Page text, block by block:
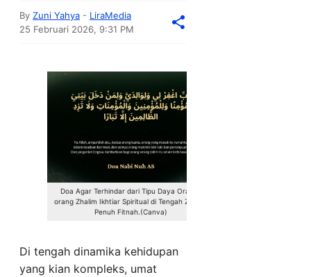
By Zuni Yahya - LiraMedia
25 Februari 2026, 9:31 PM
Doa Agar Terhindar dari Tipu Daya Orang-
orang Zhalim Ikhtiar Spiritual di Tengah Zaman
Penuh Fitnah.(Canva)
Di tengah dinamika kehidupan
yang kian kompleks, umat